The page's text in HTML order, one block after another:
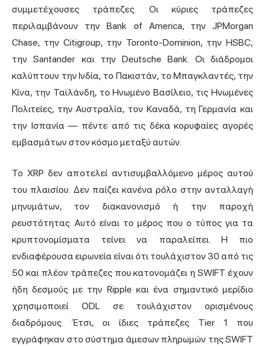
συμμετέχουσες τράπεζες. Οι κύριες τράπεζες
περιλαμβάνουν την Bank of America, την JPMorgan
Chase, την Citigroup, την Toronto-Dominion, την HSBC,
την Santander και την Deutsche Bank. Οι διάδρομοι
καλύπτουν την Ινδία, το Πακιστάν, το Μπαγκλαντές, την
Κίνα, την Ταϊλάνδη, το Ηνωμένο Βασίλειο, τις Ηνωμένες
Πολιτείες, την Αυστραλία, τον Καναδά, τη Γερμανία και
την Ισπανία — πέντε από τις δέκα κορυφαίες αγορές
εμβασμάτων στον κόσμο μεταξύ αυτών.
Το XRP δεν αποτελεί αντισυμβαλλόμενο μέρος αυτού
του πλαισίου. Δεν παίζει κανένα ρόλο στην ανταλλαγή
μηνυμάτων, τον διακανονισμό ή την παροχή
ρευστότητας. Αυτό είναι το μέρος που ο τύπος για τα
κρυπτονομίσματα τείνει να παραλείπει. Η πιο
ενδιαφέρουσα ειρωνεία είναι ότι τουλάχιστον 30 από τις
50 και πλέον τράπεζες που κατονομάζει η SWIFT έχουν
ήδη δεσμούς με την Ripple και ένα σημαντικό μερίδιο
χρησιμοποιεί ODL σε τουλάχιστον ορισμένους
διαδρόμους. Έτσι, οι ίδιες τράπεζες Tier 1 που
εγγράφηκαν στο σύστημα άμεσων πληρωμών της SWIFT